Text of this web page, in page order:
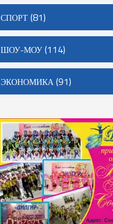
СПОРТ(81)
ШОУ-МОУ(114)
ЭКОНОМИКА(91)